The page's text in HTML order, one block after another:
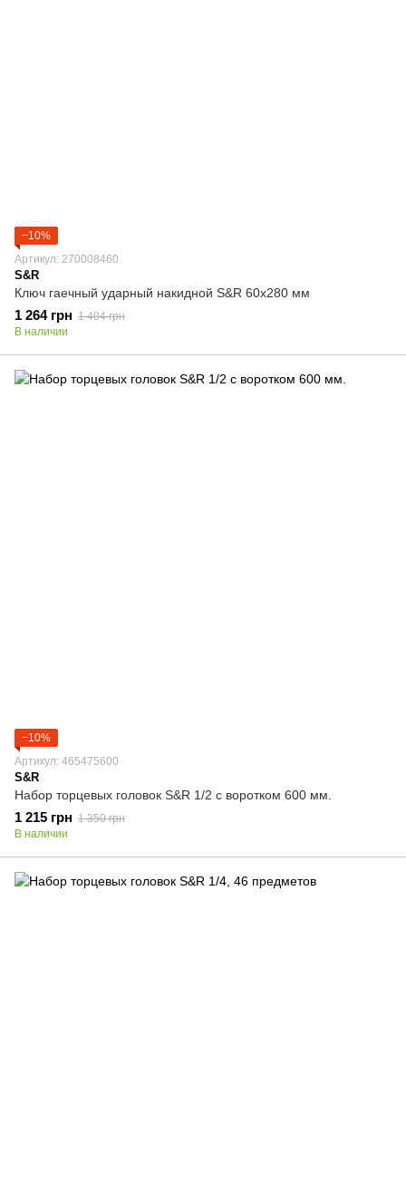
−10%
Артикул: 270008460
S&R
Ключ гаечный ударный накидной S&R 60х280 мм
1 264 грн 1 404 грн
В наличии
−10%
Артикул: 465475600
S&R
Набор торцевых головок S&R 1/2 с воротком 600 мм.
1 215 грн 1 350 грн
В наличии